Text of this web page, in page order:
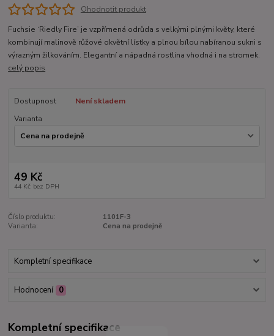
Ohodnotit produkt
Fuchsie ‘Riedly Fire’ je vzpřímená odrůda s velkými plnými květy, které
kombinují malinově růžové okvětní lístky a plnou bílou nabíranou sukni s
výrazným žilkováním. Elegantní a nápadná rostlina vhodná i na stromek.
celý popis
Dostupnost
Není skladem
Varianta
49 Kč
44 Kč bez DPH
Číslo produktu:
1101F-3
Varianta:
Cena na prodejně
Kompletní specifikace
Hodnocení 0
Kompletní specifikace